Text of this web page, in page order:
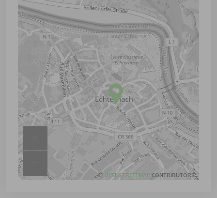
© OPENSTREETMAPCONTRIBUTORS.